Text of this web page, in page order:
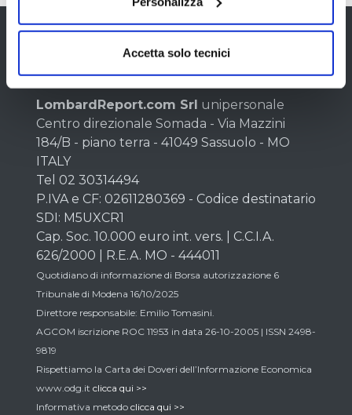
Accetta solo tecnici
Chi siamo
LombardReport.com Srl unipersonale
Centro direzionale Somada - Via Mazzini
184/B - piano terra - 41049 Sassuolo - MO
ITALY
Tel 02 30314494
P.IVA e CF: 02611280369 - Codice destinatario
SDI: M5UXCR1
Cap. Soc. 10.000 euro int. vers. | C.C.I.A.
626/2000 | R.E.A. MO - 444011
Quotidiano di informazione di Borsa autorizzazione 6
Tribunale di Modena 16/10/2025
Direttore responsabile: Emilio Tomasini.
AGCOM iscrizione ROC 11953 in data 26-10-2005 | ISSN 2498-
9819
Rispettiamo la Carta dei Doveri dell’Informazione Economica
www.odg.it clicca qui >>
Informativa metodo clicca qui >>